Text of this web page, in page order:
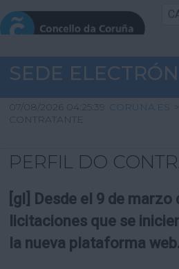
INICIO
INICIO
INFORMACIÓN
SEDE
07/08/2026 04:25:39 CORUNA.ES >
CONTRATANTE
PERFIL DO
[gl] Desde el 9 de marzo
licitaciones que se
la nueva plataforma web.